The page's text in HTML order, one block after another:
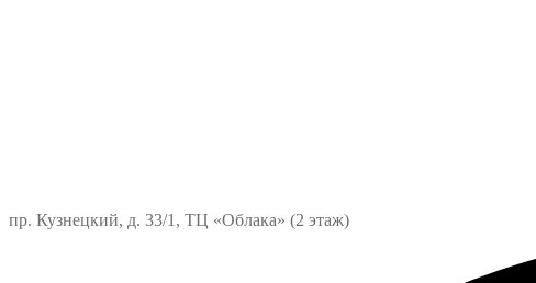
пр. Кузнецкий, д. 33/1, ТЦ «Облака» (2 этаж)